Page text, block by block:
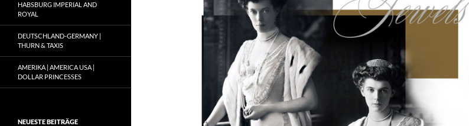
HABSBURG IMPERIAL AND
ROYAL
DEUTSCHLAND-GERMANY |
THURN & TAXIS
AMERIKA | AMERICA USA |
DOLLAR PRINCESSES
NEUESTE BEITRÄGE